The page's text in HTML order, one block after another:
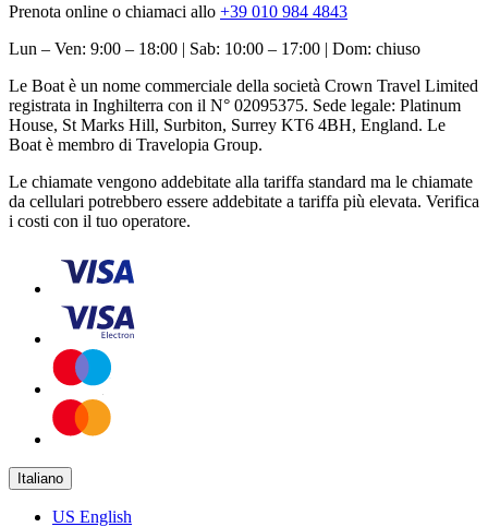
Prenota online o chiamaci allo +39 010 984 4843
Lun – Ven: 9:00 – 18:00 | Sab: 10:00 – 17:00 | Dom: chiuso
Le Boat è un nome commerciale della società Crown Travel Limited
registrata in Inghilterra con il N° 02095375. Sede legale: Platinum
House, St Marks Hill, Surbiton, Surrey KT6 4BH, England. Le
Boat è membro di Travelopia Group.
Le chiamate vengono addebitate alla tariffa standard ma le chiamate
da cellulari potrebbero essere addebitate a tariffa più elevata. Verifica
i costi con il tuo operatore.
Italiano
US English